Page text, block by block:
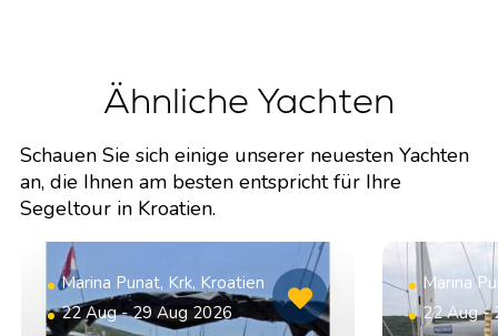
Ähnliche Yachten
Schauen Sie sich einige unserer neuesten Yachten
an, die Ihnen am besten entspricht für Ihre
Segeltour in Kroatien.
Marina Punat, Krk, Kroatien
22 Aug - 29 Aug 2026
Marina
22 Aug -